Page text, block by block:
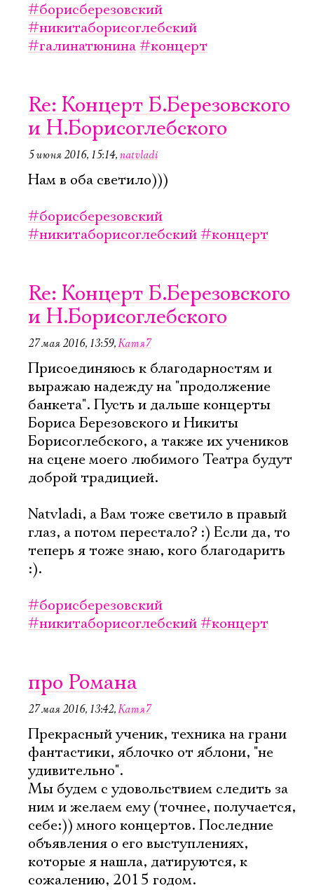
#борисберезовский
#никитаборисоглебский
#галинатюнина#концерт
Re: Концерт Б.Березовского
и Н.Борисоглебского
5 июня 2016, 15:14,natvladi
Нам в оба светило)))
#борисберезовский
#никитаборисоглебский#концерт
Re: Концерт Б.Березовского
и Н.Борисоглебского
27 мая 2016, 13:59,Катя7
Присоединяюсь к благодарностям и
выражаю надежду на "продолжение
банкета". Пусть и дальше концерты
Бориса Березовского и Никиты
Борисоглебского, а также их учеников
на сцене моего любимого Театра будут
доброй традицией.
Natvladi, а Вам тоже светило в правый
глаз, а потом перестало? :) Если да, то
теперь я тоже знаю, кого благодарить
:).
#борисберезовский
#никитаборисоглебский#концерт
про Романа
27 мая 2016, 13:42,Катя7
Прекрасный ученик, техника на грани
фантастики, яблочко от яблони, "не
удивительно".
Мы будем с удовольствием следить за
ним и желаем ему (точнее, получается,
себе:)) много концертов. Последние
объявления о его выступлениях,
которые я нашла, датируются, к
сожалению, 2015 годом.